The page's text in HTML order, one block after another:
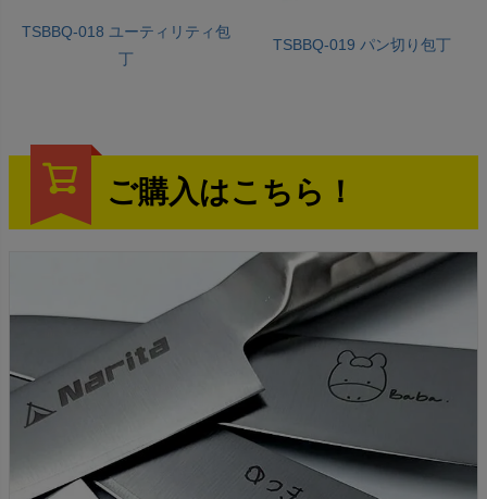
TSBBQ-018 ユーティリティ包
丁
TSBBQ-019 パン切り包丁
ご購入はこちら！